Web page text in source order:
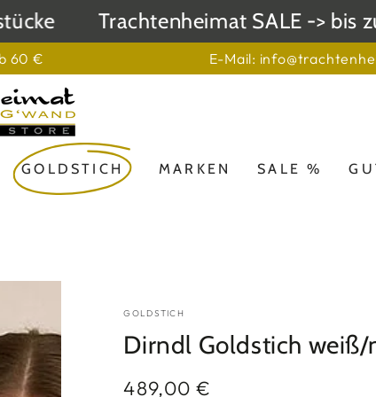
Trachtenheimat SALE -> bis zu
60 € E-Mail:
GOLDSTICH MARKEN SALE %
GOLDSTICH
Dirndl Goldstich weiß/
Regulärer
489,00 €